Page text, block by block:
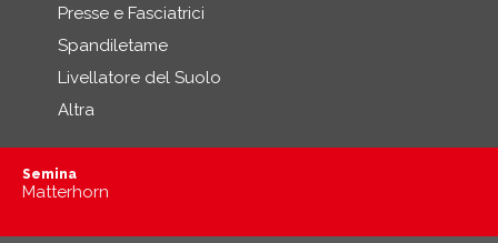
Presse e Fasciatrici
Spandiletame
Livellatore del Suolo
Altra
Semina
Matterhorn